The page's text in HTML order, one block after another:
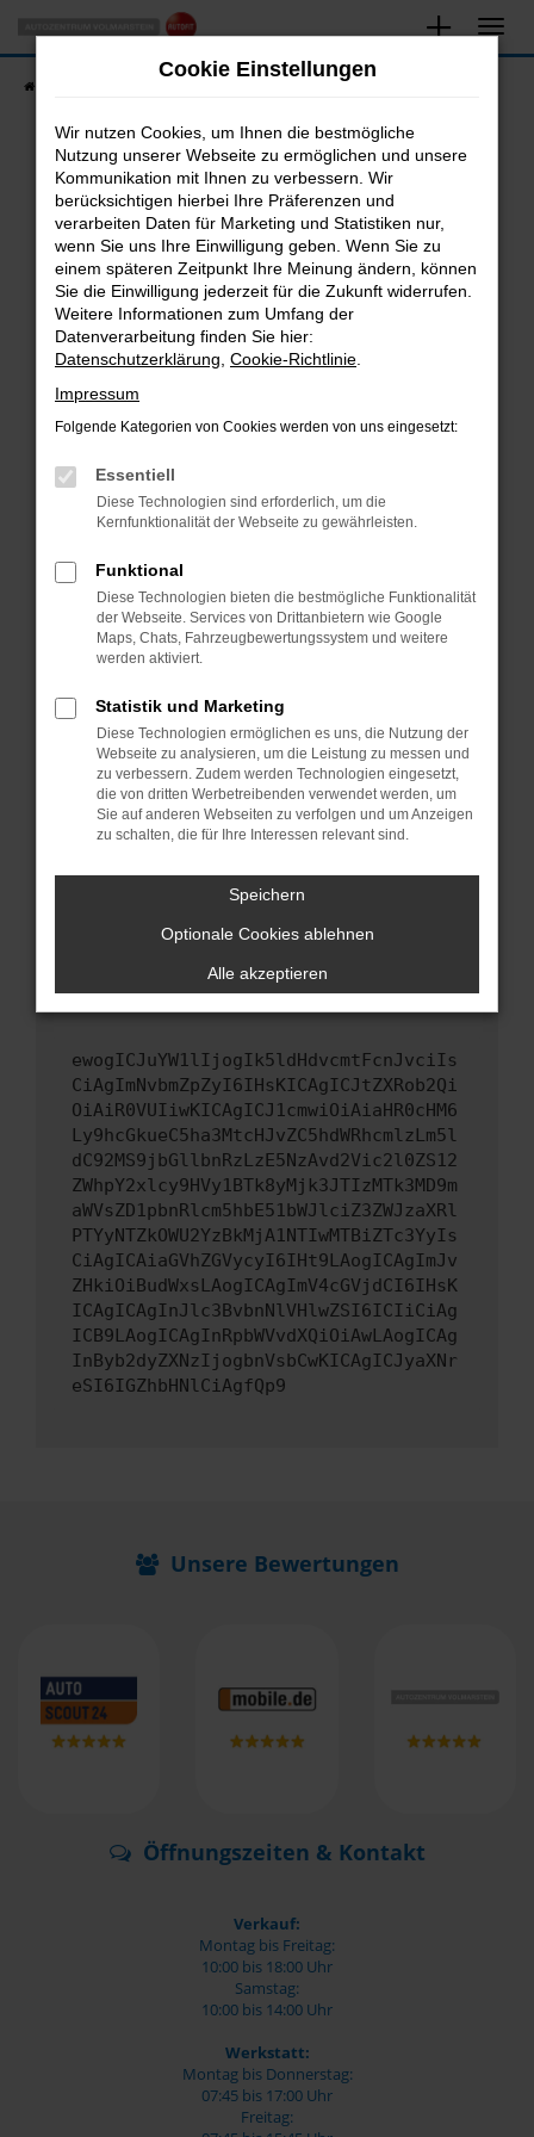
Zum
Hauptinhalt
springen
Fahrzeugsuche
Fehler: Network Error
Beim Laden ist ein Fehler aufgetreten.
Hier sind ein paar Tipps, die dir helfen können:
Überprüfe deine Firewall und deine
Internetverbindung.
Laden andere Webseiten, zum Beispiel deine
Suchmaschine?
Prüfe deine Browsererweiterungen.
können das Laden bestimmter Seiten
verhindern. Funktioniert die Seite in einem
anderen Browser oder in einem privaten
Starte dein Gerät neu.
Das kann manchmal helfen, vorübergehende
Probleme zu beheben.
Betriebssystem auf dem neuesten Stand
sind.
Veraltete Software birgt nicht nur ein
Sicherheitsrisiko, sondern kann auch dazu
führen, dass bestimmte Funktionen nicht mehr
unterstützt werden.
Wende dich an den Webseitenbetreiber.
Wenn du alle oben genannten Schritte versucht
hast, kontaktiere uns bitte. Wir werden
versuchen, das Problem zu beheben. Du kannst
uns diesen Text schicken, um uns bei der
ewogICJuYW1lIjogIk5ldHdvcmtFcnJvciIs
CiAgImNvbmZpZyI6IHsKICAgICJtZXRob2Qi
OiAiR0VUIiwKICAgICJ1cmwiOiAiaHR0cHM6
Ly9hcGkueC5ha3MtcHJvZC5hdWRhcmlzLm5l
dC92MS9jbGllbnRzLzE5NzAvd2Vic2l0ZS12
ZWhpY2xlcy9HVy1BTk8yMjk3JTIzMTk3MD9m
aWVsZD1pbnRlcm5hbE51bWJlciZ3ZWJzaXRl
PTYyNTZkOWU2YzBkMjA1NTIwMTBiZTc3YyIs
CiAgICAiaGVhZGVycyI6IHt9LAogICAgImJv
ZHkiOiBudWxsLAogICAgImV4cGVjdCI6IHsK
ICAgICAgInJlc3BvbnNlVHlwZSI6ICIiCiAg
ICB9LAogICAgInRpbWVvdXQiOiAwLAogICAg
InByb2dyZXNzIjogbnVsbCwKICAgICJyaXNr
eSI6IGZhbHNlCiAgfQp9
Unsere Bewertungen
Öffnungszeiten & Kontakt
Verkauf:
Montag bis Freitag:
10:00 bis 18:00 Uhr
Samstag:
10:00 bis 14:00 Uhr
Werkstatt:
Montag bis Donnerstag:
07:45 bis 17:00 Uhr
Freitag:
Cookie Einstellungen
Wir nutzen Cookies, um Ihnen die bestmögliche
Nutzung unserer Webseite zu ermöglichen und unsere
Kommunikation mit Ihnen zu verbessern. Wir
berücksichtigen hierbei Ihre Präferenzen und
verarbeiten Daten für Marketing und Statistiken nur,
wenn Sie uns Ihre Einwilligung geben. Wenn Sie zu
einem späteren Zeitpunkt Ihre Meinung ändern, können
Sie die Einwilligung jederzeit für die Zukunft widerrufen.
Weitere Informationen zum Umfang der
Datenverarbeitung finden Sie hier:
Datenschutzerklärung Cookie-Richtlinie
Impressum
Folgende Kategorien von Cookies werden von uns eingesetzt:
Essentiell
Diese Technologien sind erforderlich, um die
Kernfunktionalität der Webseite zu gewährleisten.
Funktional
Diese Technologien bieten die bestmögliche Funktionalität
der Webseite. Services von Drittanbietern wie Google
Maps, Chats, Fahrzeugbewertungssystem und weitere
werden aktiviert.
Statistik und Marketing
Diese Technologien ermöglichen es uns, die Nutzung der
Webseite zu analysieren, um die Leistung zu messen und
zu verbessern. Zudem werden Technologien eingesetzt,
die von dritten Werbetreibenden verwendet werden, um
Sie auf anderen Webseiten zu verfolgen und um Anzeigen
zu schalten, die für Ihre Interessen relevant sind.
Speichern
Optionale Cookies ablehnen
Alle akzeptieren